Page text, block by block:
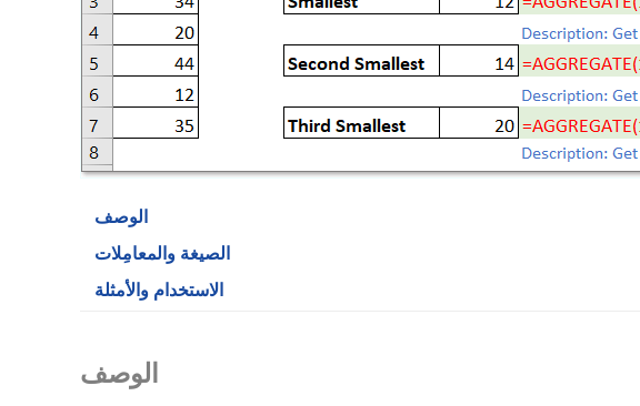
الوصف
الصيغة والمعامِلات
الاستخدام والأمثلة
الوصف